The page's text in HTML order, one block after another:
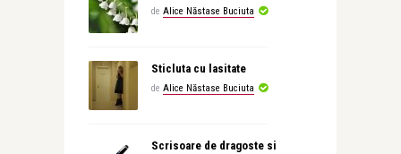
de Alice Năstase Buciuta
Sticluta cu lasitate
de Alice Năstase Buciuta
Scrisoare de dragoste si